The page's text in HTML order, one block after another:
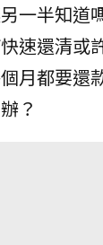
一半知道
速還清或
月都要還
？